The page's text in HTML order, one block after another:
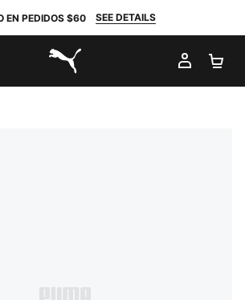
EN PEDIDOS $60 SEE DETAILS
PUMA.com
MI